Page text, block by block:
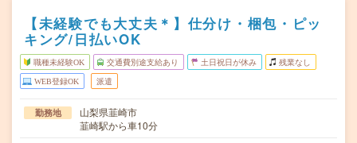
【未経験でも大丈夫＊】仕分け・梱包・ピッ
キング/日払いOK
職種未経験OK 交通費別途支給あり 土日祝日が休み 残業なし
WEB登録OK 派遣
勤務地
山梨県韮崎市
韮崎駅から車10分